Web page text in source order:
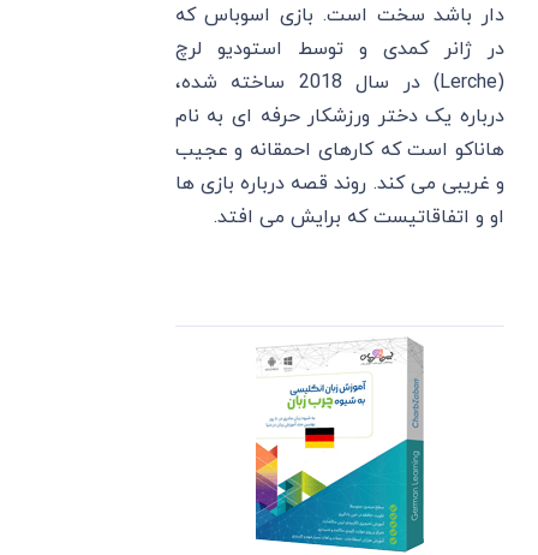
دار باشد سخت است. بازی اسوباس که
در ژانر کمدی و توسط استودیو لرچ
(Lerche) در سال 2018 ساخته شده،
درباره یک دختر ورزشکار حرفه ای به نام
هاناکو است که کارهای احمقانه و عجیب
و غریبی می کند. روند قصه درباره بازی ها
او و اتفاقاتیست که برایش می افتد.